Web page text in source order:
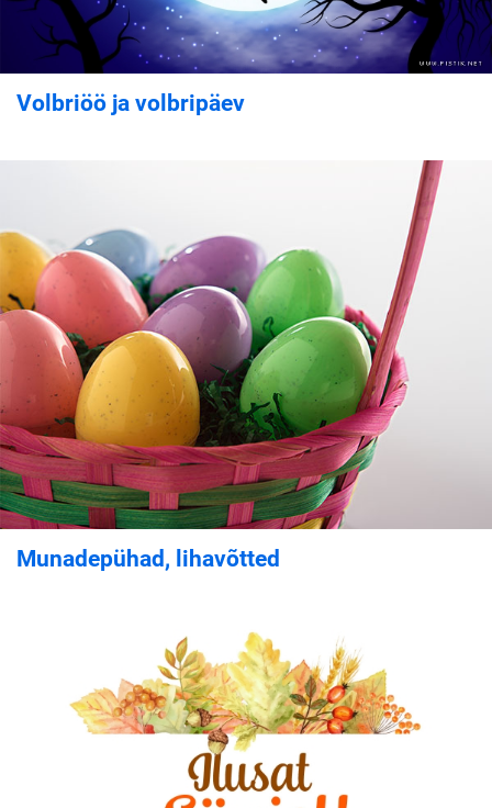
Volbriöö ja volbripäev
Munadepühad, lihavõtted